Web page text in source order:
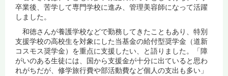
卒業後、苦学して専門学校に進み、管理美容師になって活躍
しました。
和徳さんが養護学校などで勤務してきたこともあり、特別
支援学校の高校生を対象にした当基金の給付型奨学金（道新
コスモス奨学金）を重点に支援したい、と語りました。「障
がいのある生徒には、国から支援金が十分に出ていると思わ
れがちだが、修学旅行費や部活動費など個人の支出も多い」